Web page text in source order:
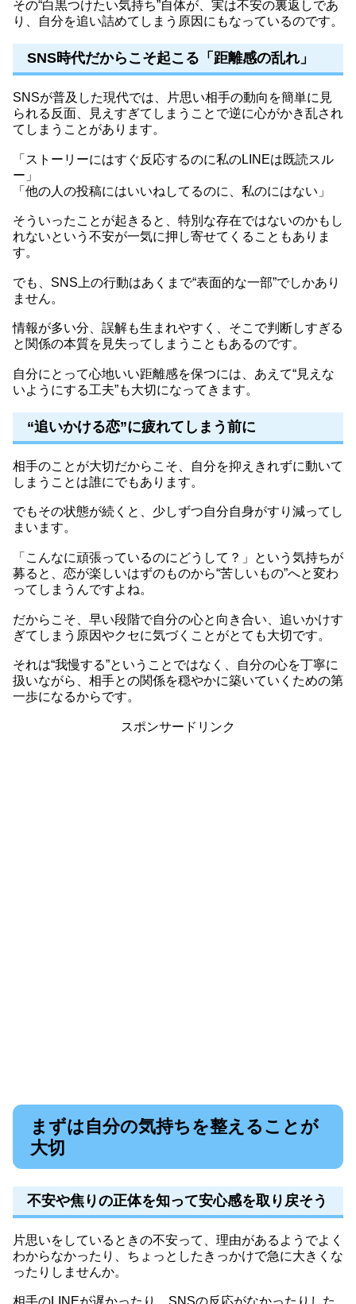
その“白黒つけたい気持ち”自体が、実は不安の裏返しであ
り、自分を追い詰めてしまう原因にもなっているのです。
SNS時代だからこそ起こる「距離感の乱れ」
SNSが普及した現代では、片思い相手の動向を簡単に見
られる反面、見えすぎてしまうことで逆に心がかき乱され
てしまうことがあります。
「ストーリーにはすぐ反応するのに私のLINEは既読スル
ー」
「他の人の投稿にはいいねしてるのに、私のにはない」
そういったことが起きると、特別な存在ではないのかもし
れないという不安が一気に押し寄せてくることもありま
す。
でも、SNS上の行動はあくまで“表面的な一部”でしかあり
ません。
情報が多い分、誤解も生まれやすく、そこで判断しすぎる
と関係の本質を見失ってしまうこともあるのです。
自分にとって心地いい距離感を保つには、あえて“見えな
いようにする工夫”も大切になってきます。
“追いかける恋”に疲れてしまう前に
相手のことが大切だからこそ、自分を抑えきれずに動いて
しまうことは誰にでもあります。
でもその状態が続くと、少しずつ自分自身がすり減ってし
まいます。
「こんなに頑張っているのにどうして？」という気持ちが
募ると、恋が楽しいはずのものから“苦しいもの”へと変わ
ってしまうんですよね。
だからこそ、早い段階で自分の心と向き合い、追いかけす
ぎてしまう原因やクセに気づくことがとても大切です。
それは“我慢する”ということではなく、自分の心を丁寧に
扱いながら、相手との関係を穏やかに築いていくための第
一歩になるからです。
スポンサードリンク
まずは自分の気持ちを整えることが
大切
不安や焦りの正体を知って安心感を取り戻そう
片思いをしているときの不安って、理由があるようでよく
わからなかったり、ちょっとしたきっかけで急に大きくな
ったりしませんか。